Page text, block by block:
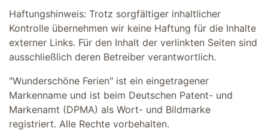
Haftungshinweis: Trotz sorgfältiger inhaltlicher
Kontrolle übernehmen wir keine Haftung für die Inhalte
externer Links. Für den Inhalt der verlinkten Seiten sind
ausschließlich deren Betreiber verantwortlich.
"Wunderschöne Ferien" ist ein eingetragener
Markenname und ist beim Deutschen Patent- und
Markenamt (DPMA) als Wort- und Bildmarke
registriert. Alle Rechte vorbehalten.